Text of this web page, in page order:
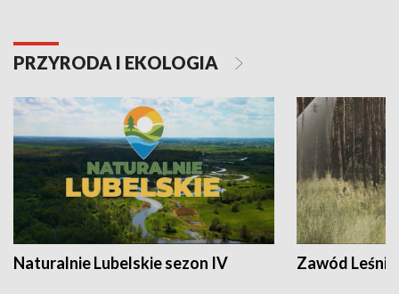
PRZYRODA I EKOLOGIA
Naturalnie Lubelskie sezon IV Zawód Leśnik